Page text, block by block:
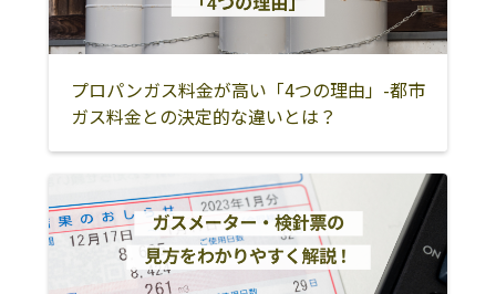
朝倉郡筑前町
朝倉郡東峰村
小郡市
久留米市
うきは市
三井郡大刀洗町
北九州市
中間市
遠賀郡水巻町
遠賀郡岡垣町
遠賀郡遠賀町
飯塚市
嘉麻市
直方市
嘉穂郡桂川町
鞍手郡小竹町
プロパンガス料金が高い「4つの理由」-都市
ガス料金との決定的な違いとは？